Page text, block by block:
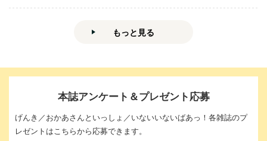
もっと見る
本誌アンケート＆プレゼント応募
げんき／おかあさんといっしょ／いないいないばあっ！各雑誌のプ
レゼントはこちらから応募できます。